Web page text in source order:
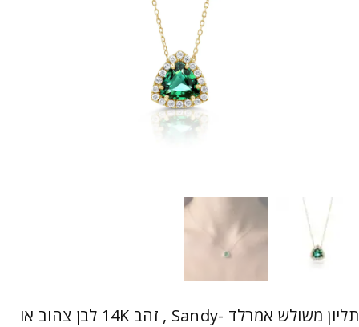
תליון משולש אמרלד -Sandy , זהב 14K לבן צהוב או